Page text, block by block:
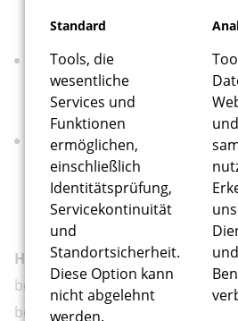
Veranstaltungen, Konzerten
Vergünstigte
attraktive Angebote für
Schwimmbäder und
Kulinarische Entdeckungen:
ausgewählten Restaurants
entdecken Sie die
Region.
Hinweis zu den
beachten Sie, dass für die
bestimmte Bedingungen und
Standard
Tools, die
wesentliche
Services und
Funktionen
ermöglichen,
einschließlich
Identitätsprüfung,
Servicekontinuität
und
Standortsicherheit.
Diese Option kann
nicht abgelehnt
werden.